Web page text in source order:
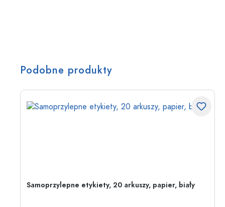
Podobne produkty
Samoprzylepne etykiety, 20 arkuszy, papier, biały